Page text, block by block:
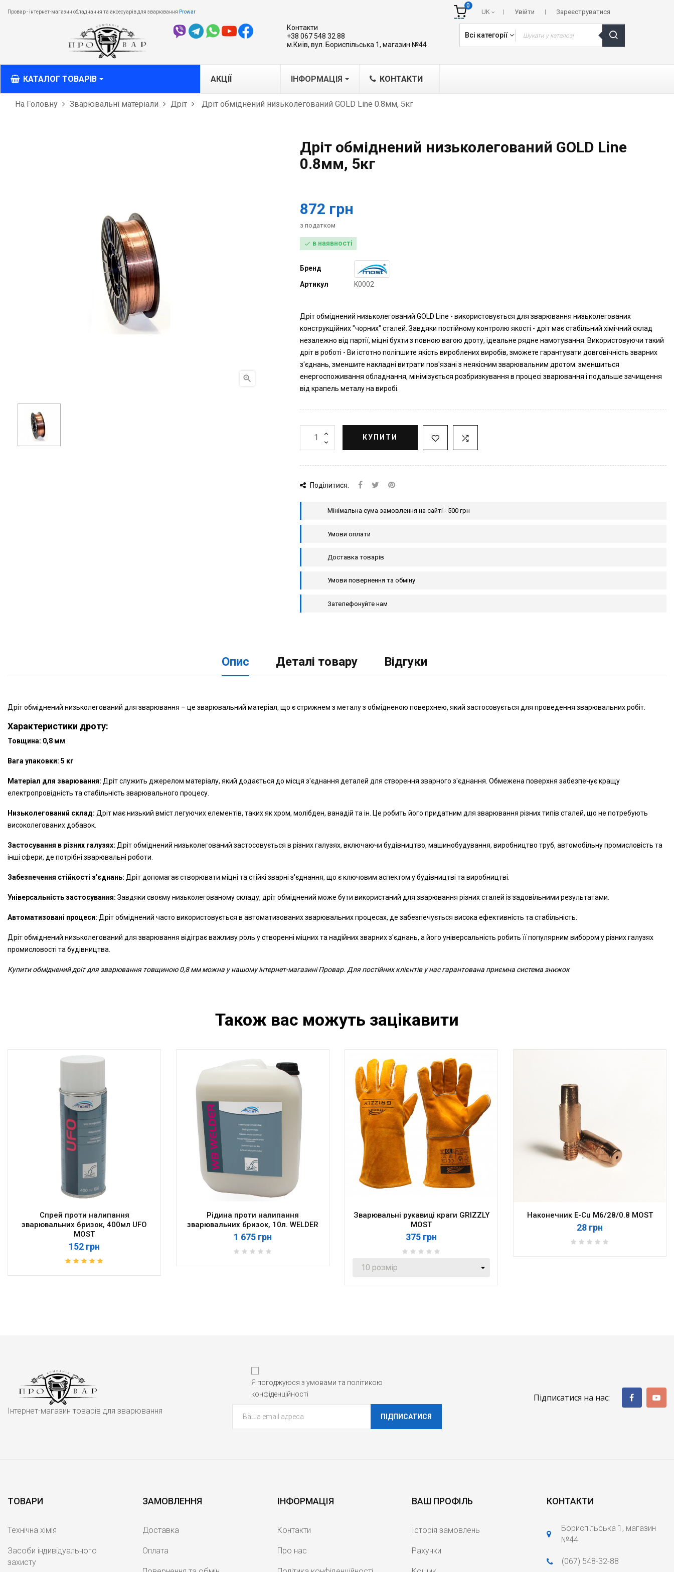
Провар - інтернет-магазин обладнання та аксесуарів для зварювання Prowar Увійти Зареєструватися
UK
0
Контакти
+38 067 548 32 88
м.Київ, вул. Бориспільська 1, магазин №44
Всі категорії
КАТАЛОГ ТОВАРІВ
Зварювальні каретки-трактори
Лазерна обробка металів
АКЦІЇ ІНФОРМАЦІЯ КОНТАКТИ
На Головну Зварювальні матеріали Дріт Дріт обміднений низьколегований GOLD Line 0.8мм, 5кг

Дріт обміднений низьколегований GOLD Line
0.8мм, 5кг
872 грн
з податком
 в наявності
Бренд
Артикул
K0002
Дріт обміднений низьколегований GOLD Line - використовується для зварювання низьколегованих
конструкційних "чорних" сталей. Завдяки постійному контролю якості - дріт має стабільний хімічний склад
незалежно від партії, міцні бухти з повною вагою дроту, ідеальне рядне намотування. Використовуючи такий
дріт в роботі - Ви істотно поліпшите якість вироблених виробів, зможете гарантувати довговічність зварних
з'єднань, зменшите накладні витрати пов'язані з неякісним зварювальним дротом: зменшиться
енергоспоживання обладнання, мінімізується розбризкування в процесі зварювання і подальше зачищення
від крапель металу на виробі.
КУПИТИ
Поділитися:
Мінімальна сума замовлення на сайті - 500 грн
Умови оплати
Доставка товарів
Умови повернення та обміну
Зателефонуйте нам
Опис Деталі товару Відгуки
Дріт обміднений низьколегований для зварювання – це зварювальний матеріал, що є стрижнем з металу з обмідненою поверхнею, який застосовується для проведення зварювальних робіт.
Характеристики дроту:
Товщина: 0,8 мм
Вага упаковки: 5 кг
Матеріал для зварювання: Дріт служить джерелом матеріалу, який додається до місця з'єднання деталей для створення зварного з'єднання. Обмежена поверхня забезпечує кращу
електропровідність та стабільність зварювального процесу.
Низьколегований склад: Дріт має низький вміст легуючих елементів, таких як хром, молібден, ванадій та ін. Це робить його придатним для зварювання різних типів сталей, що не потребують
високолегованих добавок.
Застосування в різних галузях: Дріт обміднений низьколегований застосовується в різних галузях, включаючи будівництво, машинобудування, виробництво труб, автомобільну промисловість та
інші сфери, де потрібні зварювальні роботи.
Забезпечення стійкості з'єднань: Дріт допомагає створювати міцні та стійкі зварні з'єднання, що є ключовим аспектом у будівництві та виробництві.
Універсальність застосування: Завдяки своєму низьколегованому складу, дріт обміднений може бути використаний для зварювання різних сталей із задовільними результатами.
Автоматизовані процеси: Дріт обміднений часто використовується в автоматизованих зварювальних процесах, де забезпечується висока ефективність та стабільність.
Дріт обміднений низьколегований для зварювання відіграє важливу роль у створенні міцних та надійних зварних з'єднань, а його універсальність робить її популярним вибором у різних галузях
промисловості та будівництва.
Купити обміднений дріт для зварювання товщиною 0,8 мм можна у нашому інтернет-магазині Провар. Для постійних клієнтів у нас гарантована приємна система знижок
Також вас можуть зацікавити
Спрей проти налипання
зварювальних бризок, 400мл UFO
MOST
152 грн
Рідина проти налипання
зварювальних бризок, 10л. WELDER
1 675 грн
Зварювальні рукавиці краги GRIZZLY
MOST
375 грн
Наконечник E-Cu M6/28/0.8 MOST
28 грн
Інтернет-магазин товарів для зварювання
Я погоджуюся з умовами та політикою
конфіденційності
ПІДПИСАТИСЯ
Підписатися на нас:
ТОВАРИ
Технічна хімія
Засоби індивідуального
захисту
ЗАМОВЛЕННЯ
Доставка
Оплата
ІНФОРМАЦІЯ
Контакти
Про нас
ВАШ ПРОФІЛЬ
Історія замовлень
Рахунки
КОНТАКТИ
Бориспільська 1, магазин
№44
(067) 548-32-88